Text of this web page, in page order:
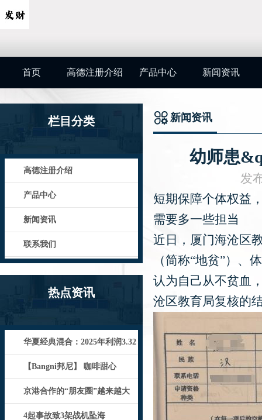
首页 高德注册介绍 产品中心 新闻资讯
栏目分类
高德注册介绍
产品中心
新闻资讯
联系我们
热点资讯
华夏经典混合：2025年利润3.32
亿元 净值增长率22.0
【Bangni邦尼】 咖啡甜心
京港合作的“朋友圈”越来越大
4起事故致3架战机坠海
新闻资讯
幼师患
发
短期保障个体权益
需要多一些担当
近日，厦门海沧区
（简称“地贫”）
认为自己从不贫血
沧区教育局复核的